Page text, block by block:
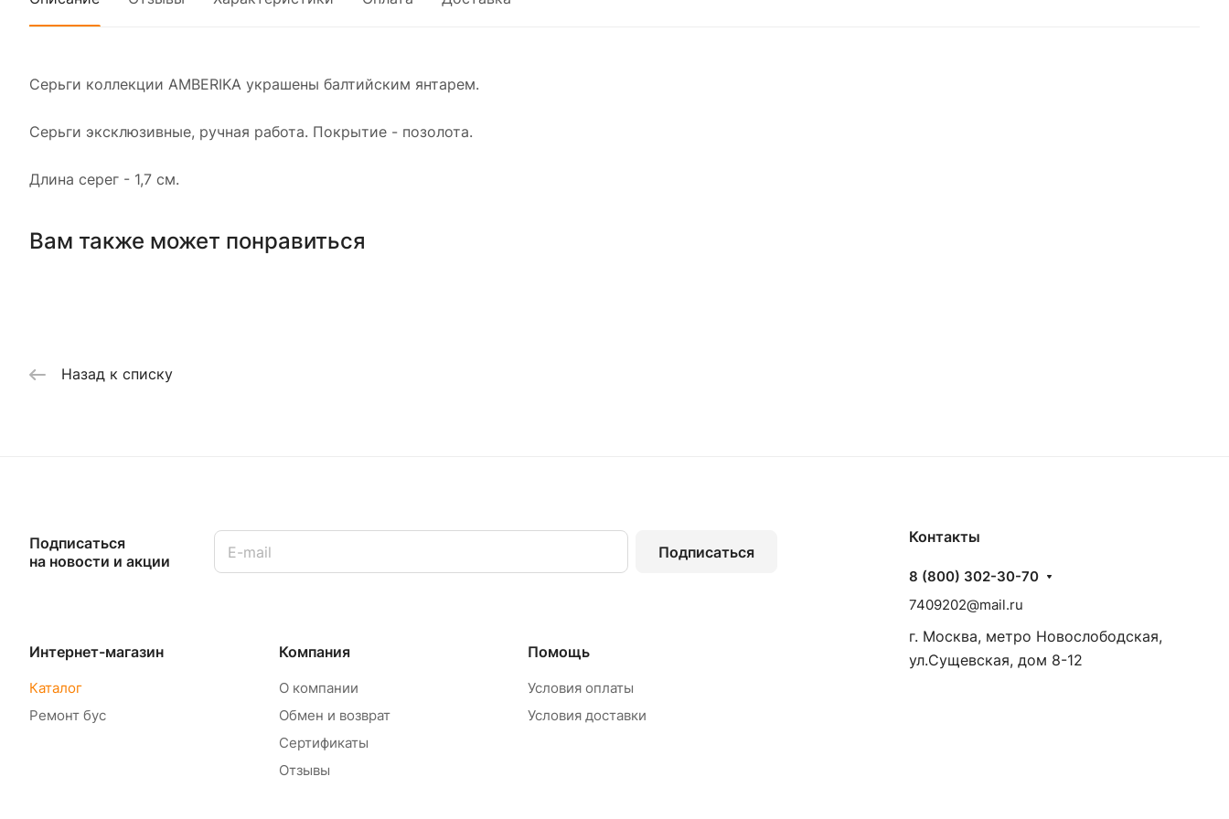
Серьги коллекции AMBERIKA украшены балтийским янтарем.
Серьги эксклюзивные, ручная работа. Покрытие - позолота.
Длина серег - 1,7 см.
Вам также может понравиться
Назад к списку
Подписаться
на новости и акции
Подписаться
Интернет-магазин
Каталог
Ремонт бус
Компания
О компании
Обмен и возврат
Сертификаты
Отзывы
Помощь
Условия оплаты
Условия доставки
Контакты
8 (800) 302-30-70
7409202@mail.ru
г. Москва, метро Новослободская,
ул.Сущевская, дом 8-12